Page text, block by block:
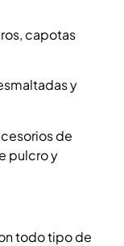
capotas
y
de
pulcro y
todo tipo de